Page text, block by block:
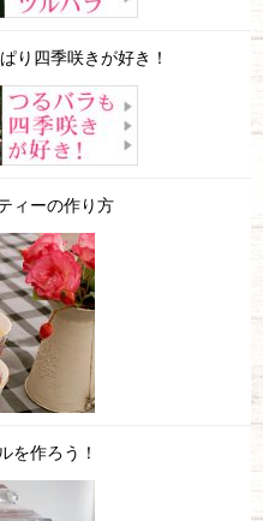
り四季咲きが好き！
ィーの作り方
を作ろう！